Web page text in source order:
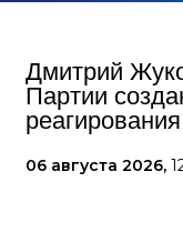
Дмитрий
Партии
реагирования
06 августа 2026,